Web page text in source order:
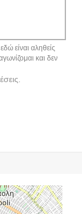
είναι αληθείς
και δεν